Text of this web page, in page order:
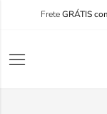
FreteGRÁTIS